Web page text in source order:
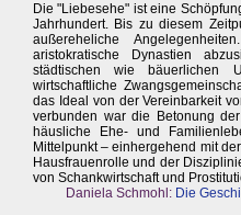
Die "Liebesehe" ist eine
Jahrhundert. Bis zu diesem
außereheliche
aristokratische Dynastien
städtischen wie bäuerlichen
wirtschaftliche
das Ideal von der Vereinbarkeit
verbunden war die Betonung
häusliche Ehe- und
Mittelpunkt – einhergehend mit
Hausfrauenrolle und der
von Schankwirtschaft und
Daniela Schmohl: Die